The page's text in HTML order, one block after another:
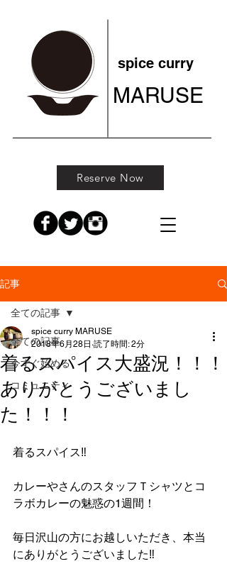
spice curry
MARUSE
Reserve Now
記事
全ての記事
今すぐ始める
コミュニティ
全ての記事
着るスパイス大盛況！！！
ありがとうございまし
た！！！
spice curry MARUSE
2018年6月28日 読了時間: 2分
着るスパイス‼︎
カレーやさんのスタッフＴシャツとコ
ラボカレーの魅惑の1週間！‬
‪毎日沢山の方にお越しいただき、本当
にありがとうございました‼︎‬